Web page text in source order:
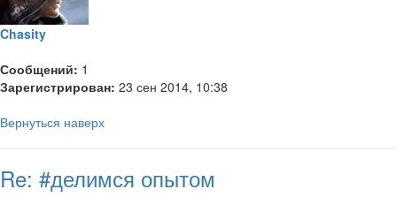
Chasity
Сообщений: 1
Зарегистрирован: 23 сен 2014, 10:38
Вернуться наверх
Re: #делимся опытом